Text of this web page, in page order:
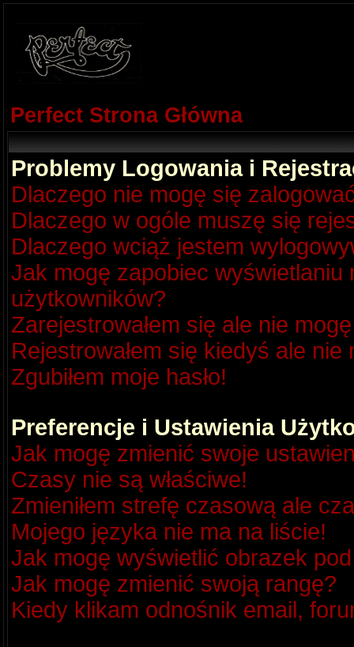
Perfect Strona Główna
Problemy Logowania i
Dlaczego nie mogę się
Dlaczego w ogóle muszę się
Dlaczego wciąż jestem
Jak mogę zapobiec
użytkowników?
Zarejestrowałem się ale nie
Rejestrowałem się kiedyś ale
Zgubiłem moje hasło!
Preferencje i Ustawienia
Jak mogę zmienić swoje
Czasy nie są właściwe!
Zmieniłem strefę czasową ale
Mojego języka nie ma na liście!
Jak mogę wyświetlić obrazek
Jak mogę zmienić swoją rangę?
Kiedy klikam odnośnik email,